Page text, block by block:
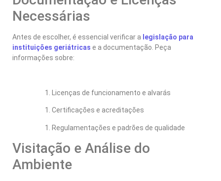
Necessárias
Antes de escolher, é essencial verificar a legislação para
instituições geriátricas e a documentação. Peça
informações sobre:
Licenças de funcionamento e alvarás
Certificações e acreditações
Regulamentações e padrões de qualidade
Visitação e Análise do
Ambiente